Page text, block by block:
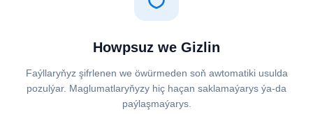
Howpsuz we Gizlin
Faýllaryňyz şifrlenen we öwürmeden soň awtomatiki usulda
pozulýar. Maglumatlaryňyzy hiç haçan saklamaýarys ýa-da
paýlaşmaýarys.